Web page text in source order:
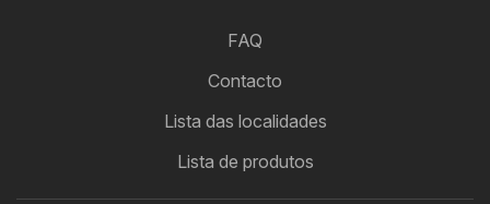
FAQ
Contacto
Lista das localidades
Lista de produtos